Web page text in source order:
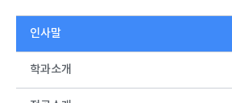
인사말
학과소개